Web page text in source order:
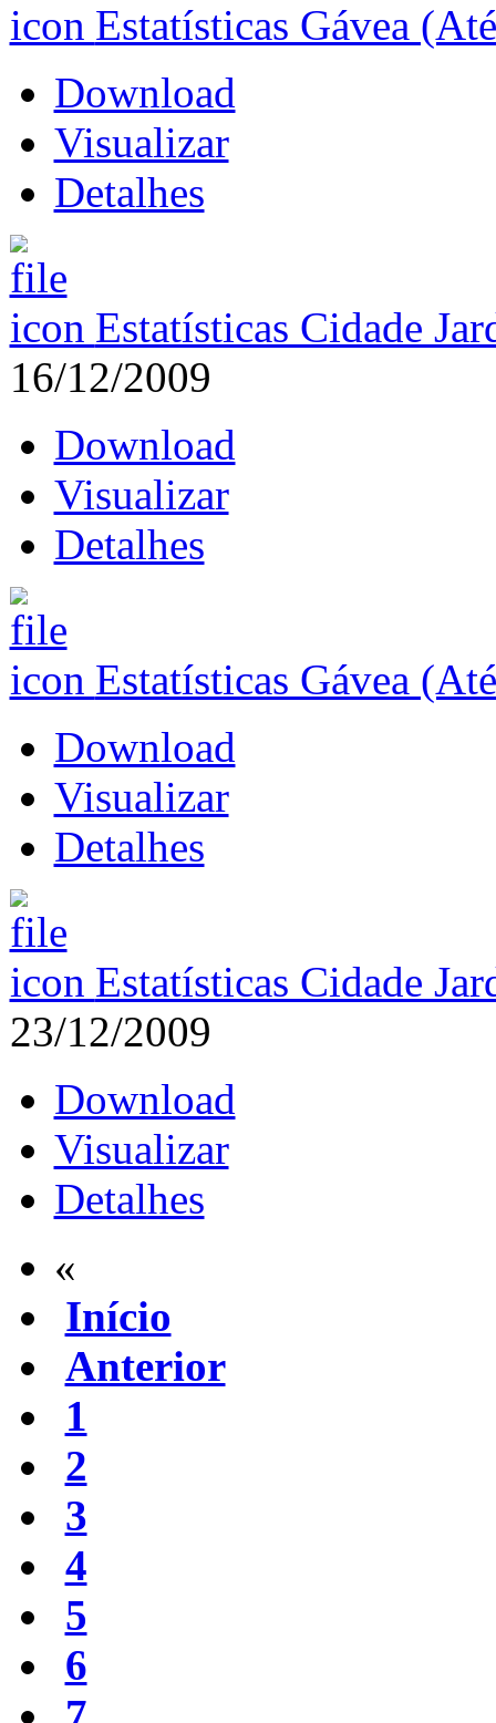
Estatísticas Gávea
Download
Visualizar
Detalhes
Estatísticas Cidade
16/12/2009
Download
Visualizar
Detalhes
Estatísticas Gávea
Download
Visualizar
Detalhes
Estatísticas Cidade
23/12/2009
Download
Visualizar
Detalhes
«
Início
Anterior
1
2
3
4
5
6